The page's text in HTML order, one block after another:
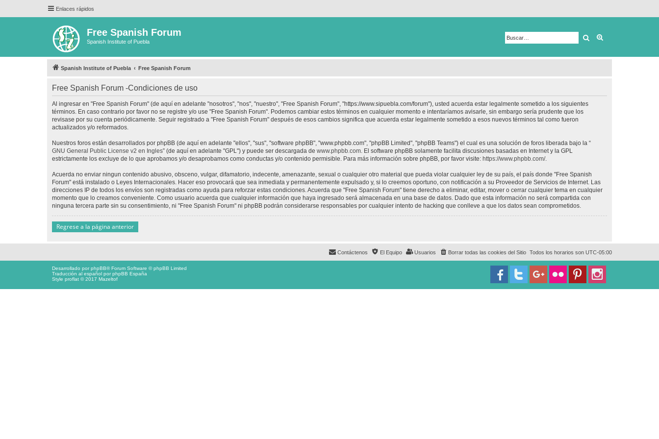
Enlaces rápidos
Free Spanish Forum
Spanish Institute of Puebla Buscar
Spanish Institute of Puebla Free Spanish Forum
Free Spanish Forum -Condiciones de uso
Al ingresar en "Free Spanish Forum" (de aquí en adelante "nosotros", "nos", "nuestro", "Free Spanish Forum", "https://www.sipuebla.com/forum"), usted acuerda estar legalmente sometido a los siguientes
términos. En caso contrario por favor no se registre y/o use "Free Spanish Forum". Podemos cambiar estos términos en cualquier momento e intentaríamos avisarle, sin embargo sería prudente que los
revisase por su cuenta periódicamente. Seguir registrado a "Free Spanish Forum" después de esos cambios significa que acuerda estar legalmente sometido a esos nuevos términos tal como fueron
actualizados y/o reformados.
Nuestros foros están desarrollados por phpBB (de aquí en adelante "ellos", "sus", "software phpBB", "www.phpbb.com", "phpBB Limited", "phpBB Teams") el cual es una solución de foros liberada bajo la “
GNU General Public License v2 en Ingles” (de aquí en adelante "GPL") y puede ser descargada de www.phpbb.com. El software phpBB solamente facilita discusiones basadas en Internet y la GPL
estrictamente los excluye de lo que aprobamos y/o desaprobamos como conductas y/o contenido permisible. Para más información sobre phpBB, por favor visite: https://www.phpbb.com/.
Acuerda no enviar ningun contenido abusivo, obsceno, vulgar, difamatorio, indecente, amenazante, sexual o cualquier otro material que pueda violar cualquier ley de su país, el país donde "Free Spanish
Forum" está instalado o Leyes Internacionales. Hacer eso provocará que sea inmediata y permanentemente expulsado y, si lo creemos oportuno, con notificación a su Proveedor de Servicios de Internet. Las
direcciones IP de todos los envíos son registradas como ayuda para reforzar estas condiciones. Acuerda que "Free Spanish Forum" tiene derecho a eliminar, editar, mover o cerrar cualquier tema en cualquier
momento que lo creamos conveniente. Como usuario acuerda que cualquier información que haya ingresado será almacenada en una base de datos. Dado que esta información no será compartida con
ninguna tercera parte sin su consentimiento, ni "Free Spanish Forum" ni phpBB podrán considerarse responsables por cualquier intento de hacking que conlleve a que los datos sean comprometidos.
Regrese a la página anterior
Todos los horarios son UTC-05:00
Borrar todas las cookies del Sitio
Usuarios
El Equipo
Contáctenos
Desarrollado porphpBB® Forum Software © phpBB Limited
Traducción al español porphpBB España
Style proflat © 2017 Mazeltof